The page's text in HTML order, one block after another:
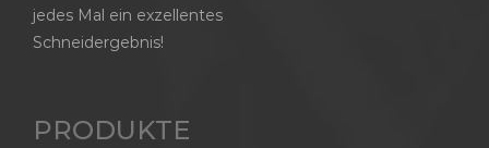
jedes Mal ein exzellentes
Schneidergebnis!
PRODUKTE